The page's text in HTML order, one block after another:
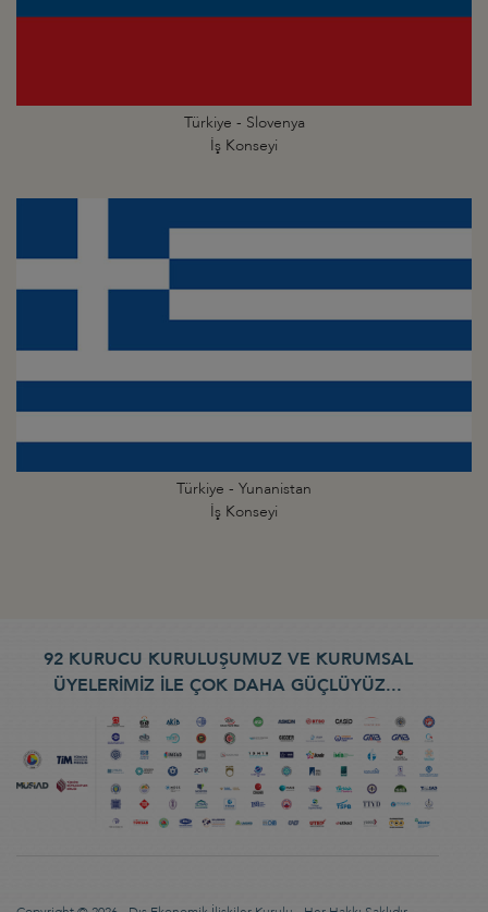
Türkiye - Slovenya
İş Konseyi
Türkiye - Yunanistan
İş Konseyi
92 KURUCU KURULUŞUMUZ VE KURUMSAL
ÜYELERİMİZ İLE ÇOK DAHA GÜÇLÜYÜZ...